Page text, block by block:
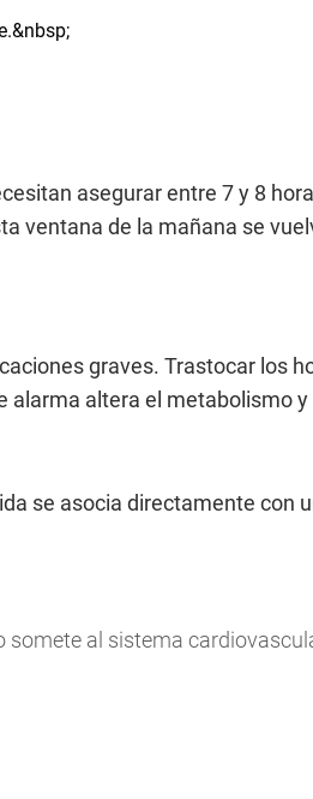
asegurar entre 7 y 8
ventana de la mañana se
graves. Trastocar los
alarma altera el metabolismo
se asocia directamente con
somete al sistema